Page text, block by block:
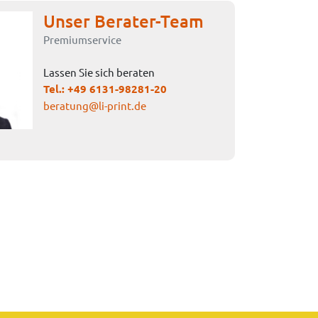
Unser Berater-Team
Premiumservice
Lassen Sie sich beraten
Tel.: +49 6131-98281-20
beratung@li-print.de